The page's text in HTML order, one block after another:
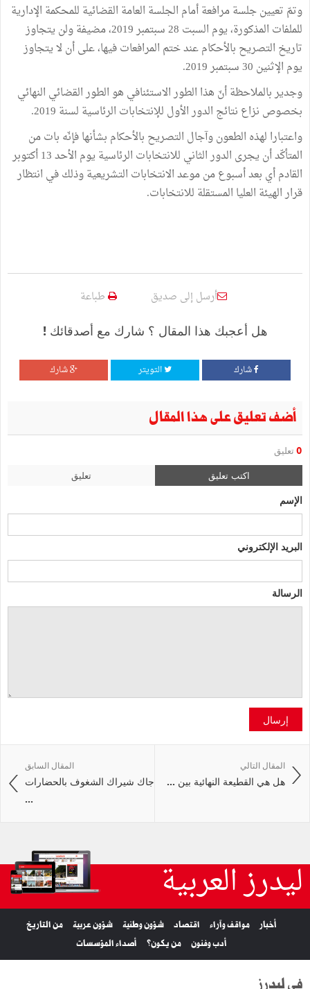
وتمّ تعيين جلسة مرافعة أمام الجلسة العامة القضائية للمحكمة الإدارية
للملفات المذكورة، يوم السبت 28 سبتمبر 2019، مضيفة ولن يتجاوز
تاريخ التصريح بالأحكام عند ختم المرافعات فيها، على أن لا يتجاوز
يوم الإثنين 30 سبتمبر 2019.
وجدير بالملاحظة أنّ هذا الطور الاستئنافي هو الطور القضائي النهائي
بخصوص نزاع نتائج الدور الأول للإنتخابات الرئاسية لسنة 2019.
واعتبارا لهذه الطعون وآجال التصريح بالأحكام بشأنها فإنّه بات من
المتأكّد أن يجرى الدور الثاني للانتخابات الرئاسية يوم الأحد 13 أكتوبر
القادم أي بعد أسبوع من موعد الانتخابات التشريعية وذلك في انتظار
قرار الهيئة العليا المستقلة للانتخابات.
أرسل إلى صديق طباعة
هل أعجبك هذا المقال ؟ شارك مع أصدقائك !
شارك التويتر شارك
أضف تعليق على هذا المقال
0 تعليق
اكتب تعليق تعليق
الإسم
البريد الإلكتروني
الرسالة
إرسال
المقال السابق
جاك شيراك الشغوف بالحضارات
...
المقال التالي
هل هي القطيعة النهائية بين ...
ليدرز العربية
أخبار مواقف وآراء اقتصاد شؤون وطنية شؤون عربية
من التاريخ
أدب وفنون
من يكون؟ أصداء المؤسسات
في ليدرز